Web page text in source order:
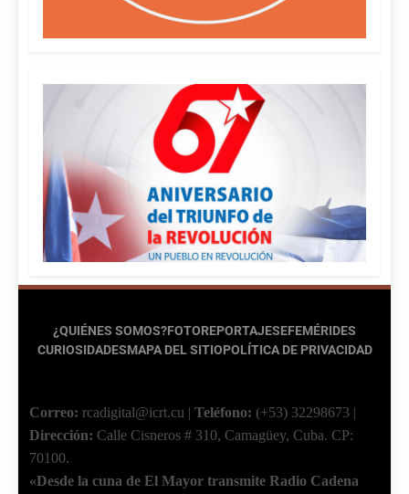
¿QUIÉNES SOMOS?FOTOREPORTAJESEFEMÉRIDES
CURIOSIDADESMAPA DEL SITIOPOLÍTICA DE PRIVACIDAD
Correo: rcadigital@icrt.cu | Teléfono: (+53) 32298673 |
Dirección: Calle Cisneros # 310, Camagüey, Cuba. CP:
70100.
«Desde la cuna de El Mayor transmite Radio Cadena